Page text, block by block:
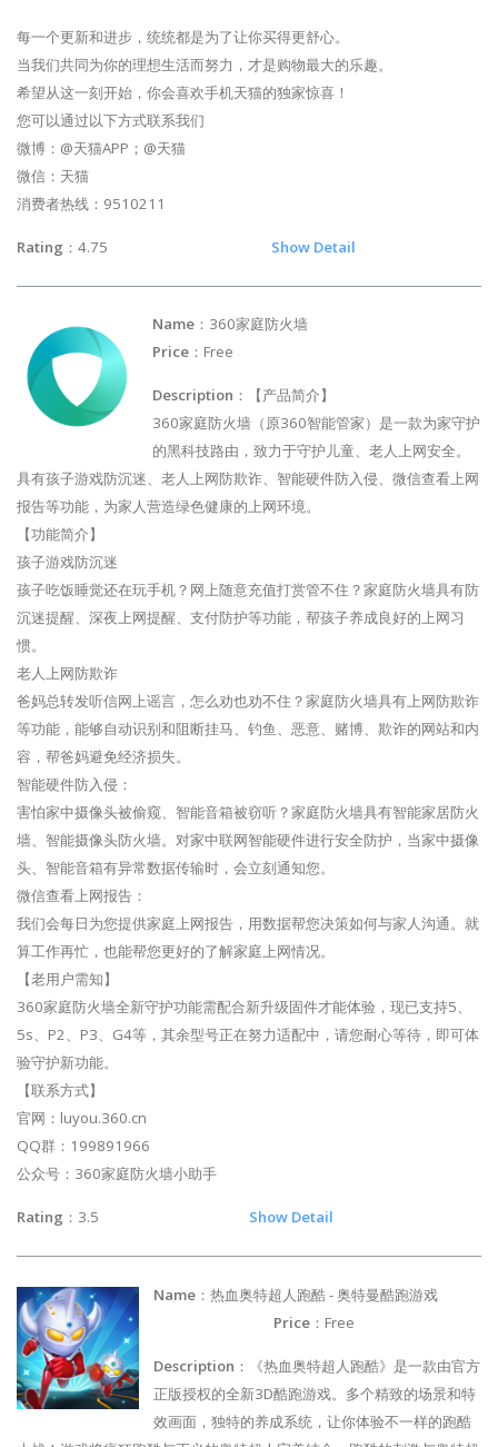
每一个更新和进步，统统都是为了让你买得更舒心。
当我们共同为你的理想生活而努力，才是购物最大的乐趣。
希望从这一刻开始，你会喜欢手机天猫的独家惊喜！
您可以通过以下方式联系我们
微博：@天猫APP；@天猫
微信：天猫
消费者热线：9510211
Rating ：4.75 Show Detail
Name ：360家庭防火墙
Price ：Free
Description ：【产品简介】
360家庭防火墙（原360智能管家）是一款为家守护
的黑科技路由，致力于守护儿童、老人上网安全。
具有孩子游戏防沉迷、老人上网防欺诈、智能硬件防入侵、微信查看上网
报告等功能，为家人营造绿色健康的上网环境。
【功能简介】
孩子游戏防沉迷
孩子吃饭睡觉还在玩手机？网上随意充值打赏管不住？家庭防火墙具有防
沉迷提醒、深夜上网提醒、支付防护等功能，帮孩子养成良好的上网习
惯。
老人上网防欺诈
爸妈总转发听信网上谣言，怎么劝也劝不住？家庭防火墙具有上网防欺诈
等功能，能够自动识别和阻断挂马、钓鱼、恶意、赌博、欺诈的网站和内
容，帮爸妈避免经济损失。
智能硬件防入侵：
害怕家中摄像头被偷窥、智能音箱被窃听？家庭防火墙具有智能家居防火
墙、智能摄像头防火墙。对家中联网智能硬件进行安全防护，当家中摄像
头、智能音箱有异常数据传输时，会立刻通知您。
微信查看上网报告：
我们会每日为您提供家庭上网报告，用数据帮您决策如何与家人沟通。就
算工作再忙，也能帮您更好的了解家庭上网情况。
【老用户需知】
360家庭防火墙全新守护功能需配合新升级固件才能体验，现已支持5、
5s、P2、P3、G4等，其余型号正在努力适配中，请您耐心等待，即可体
验守护新功能。
【联系方式】
官网：luyou.360.cn
QQ群：199891966
公众号：360家庭防火墙小助手
Rating ：3.5 Show Detail
Name ：热血奥特超人跑酷 - 奥特曼酷跑游戏
Price ：Free
Description ：《热血奥特超人跑酷》是一款由官方
正版授权的全新3D酷跑游戏。多个精致的场景和特
效画面，独特的养成系统，让你体验不一样的跑酷